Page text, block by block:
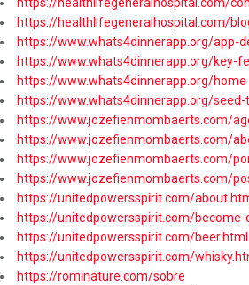
https://healthlifegeneralhospital.com/
https://www.whats4dinnerapp.org/app-
https://www.whats4dinnerapp.org/key-
https://www.whats4dinnerapp.org/home
https://www.whats4dinnerapp.org/
https://www.jozefienmombaerts.com/
https://www.jozefienmombaerts.com/
https://www.jozefienmombaerts.com/
https://www.jozefienmombaerts.com/
https://unitedpowersspirit.com/
https://unitedpowersspirit.com/become-
https://unitedpowersspirit.com/beer.html
https://unitedpowersspirit.com/
https://rominature.com/sobre